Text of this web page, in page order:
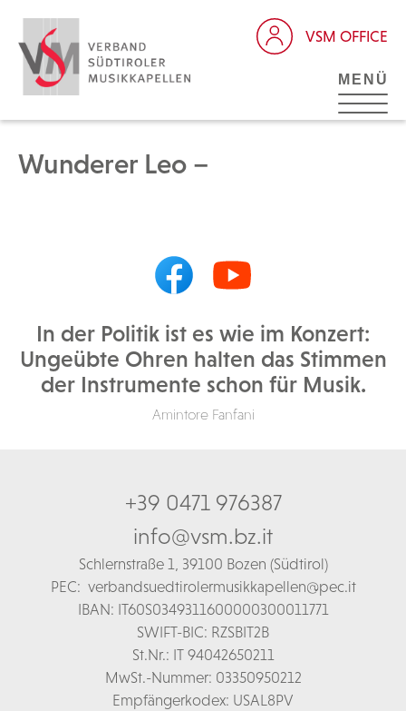
VSM OFFICE
MENÜ
Wunderer Leo –
In der Politik ist es wie im Konzert:
Ungeübte Ohren halten das Stimmen
der Instrumente schon für Musik.
Amintore Fanfani
+39 0471 976387
info@vsm.bz.it
Schlernstraße 1, 39100 Bozen (Südtirol)
PEC: verbandsuedtirolermusikkapellen@pec.it
IBAN: IT60S0349311600000300011771
SWIFT-BIC: RZSBIT2B
St.Nr.: IT 94042650211
MwSt.-Nummer: 03350950212
Empfängerkodex: USAL8PV